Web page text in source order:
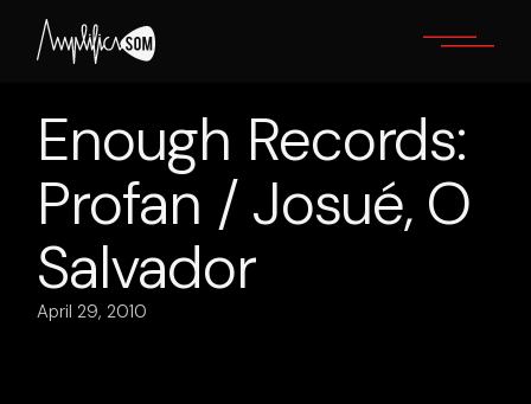
content
Enough Records:
Profan / Josué, O
Salvador
April 29, 2010